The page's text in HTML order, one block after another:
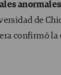
de
confirmó la